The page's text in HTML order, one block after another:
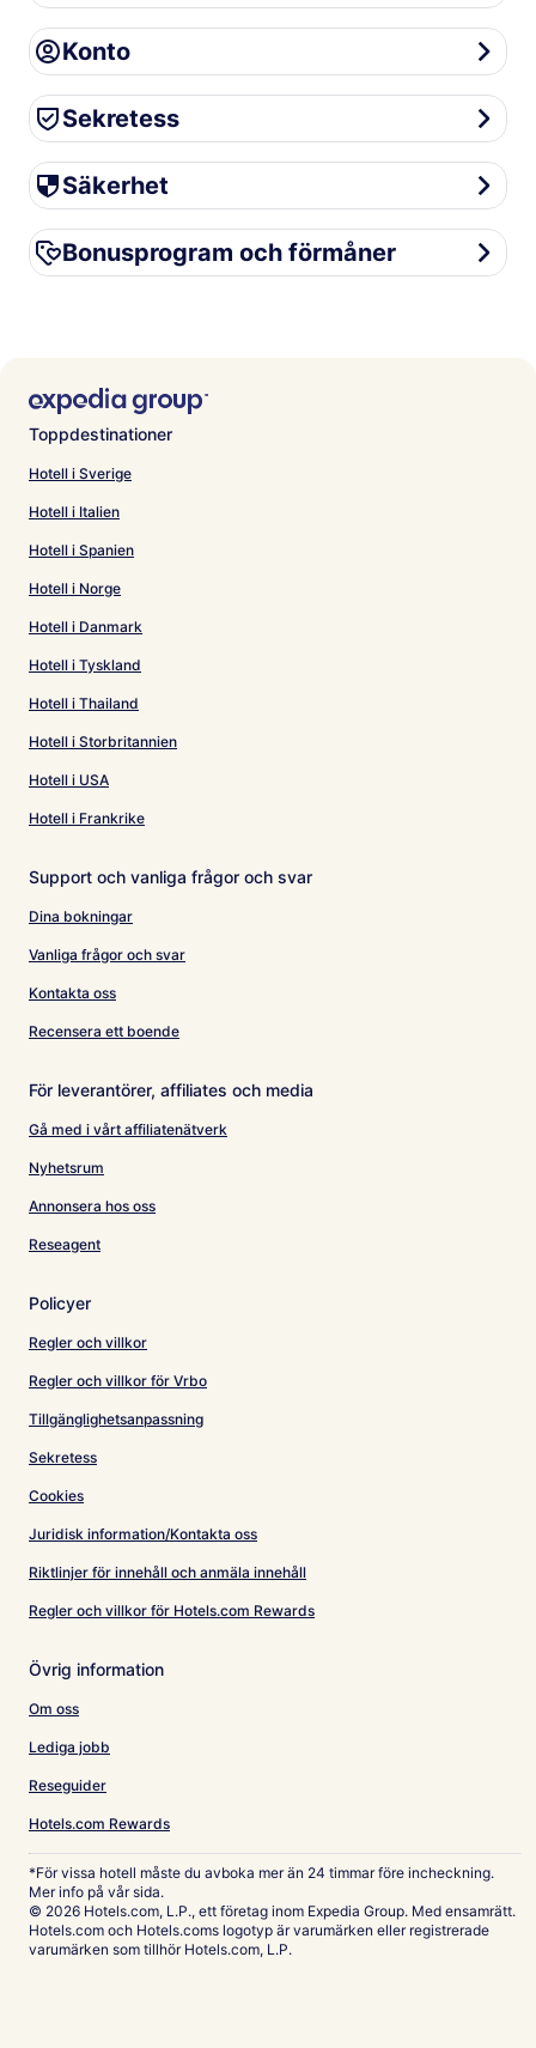
Konto
Konto
Sekretess
Sekretess
Säkerhet
Säkerhet
Bonusprogram och förmåner
Bonusprogram och förmåner
Toppdestinationer
Hotell i Sverige
Hotell i Italien
Hotell i Spanien
Hotell i Norge
Hotell i Danmark
Hotell i Tyskland
Hotell i Thailand
Hotell i Storbritannien
Hotell i USA
Hotell i Frankrike
Support och vanliga frågor och svar
Dina bokningar
Vanliga frågor och svar
Kontakta oss
Recensera ett boende
För leverantörer, affiliates och media
Gå med i vårt affiliatenätverk
Nyhetsrum
Annonsera hos oss
Reseagent
Policyer
Regler och villkor
Regler och villkor för Vrbo
Tillgänglighetsanpassning
Sekretess
Cookies
Juridisk information/Kontakta oss
Riktlinjer för innehåll och anmäla innehåll
Regler och villkor för Hotels.com Rewards
Övrig information
Om oss
Lediga jobb
Reseguider
Hotels.com Rewards
*För vissa hotell måste du avboka mer än 24 timmar före incheckning.
Mer info på vår sida.
© 2026 Hotels.com, L.P., ett företag inom Expedia Group. Med ensamrätt.
Hotels.com och Hotels.coms logotyp är varumärken eller registrerade
varumärken som tillhör Hotels.com, L.P.